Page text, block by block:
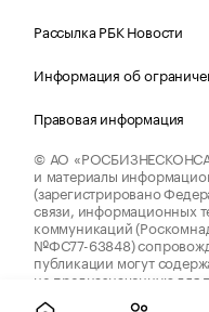
Рассылка РБК Новости
Информация об
Правовая информация
© АО
и материалы
(зарегистрировано
связи, информационных
коммуникаций
№ФС77-63848)
публикации могут
не предназначенную для
до 18 лет.